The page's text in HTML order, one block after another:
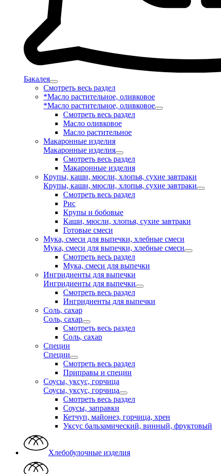
Бакалея
Смотреть весь раздел
*Масло растительное, оливковое
*Масло растительное, оливковое
Смотреть весь раздел
Масло оливковое
Масло растительное
Макаронные изделия
Макаронные изделия
Смотреть весь раздел
Макаронные изделия
Крупы, каши, мюсли, хлопья, сухие завтраки
Крупы, каши, мюсли, хлопья, сухие завтраки
Смотреть весь раздел
Рис
Крупы и бобовые
Каши, мюсли, хлопья, сухие завтраки
Готовые смеси
Мука, смеси для выпечки, хлебные смеси
Мука, смеси для выпечки, хлебные смеси
Смотреть весь раздел
Мука, смеси для выпечки
Ингридиенты для выпечки
Ингридиенты для выпечки
Смотреть весь раздел
Ингридиенты для выпечки
Соль, сахар
Соль, сахар
Смотреть весь раздел
Соль, сахар
Специи
Специи
Смотреть весь раздел
Приправы и специи
Соусы, уксус, горчица
Соусы, уксус, горчица
Смотреть весь раздел
Соусы, заправки
Кетчуп, майонез, горчица, хрен
Уксус бальзамический, винный, фруктовый
Хлебобулочные изделия